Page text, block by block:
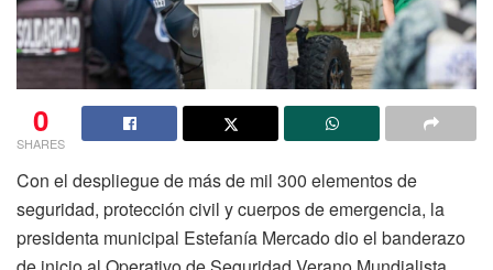
0
SHARES
Con el despliegue de más de mil 300 elementos de
seguridad, protección civil y cuerpos de emergencia, la
presidenta municipal Estefanía Mercado dio el banderazo